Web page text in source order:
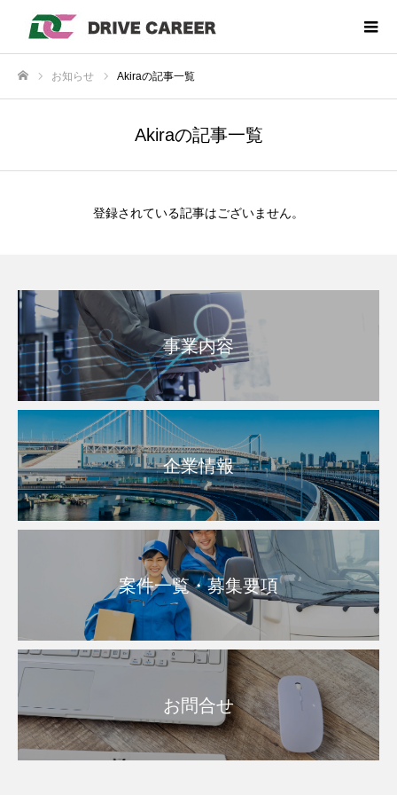
お知らせ Akiraの記事一覧
Akiraの記事一覧
登録されている記事はございません。
事業内容
企業情報
案件一覧・募集要項
お問合せ